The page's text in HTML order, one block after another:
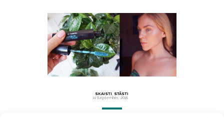
SKAISTI STĀSTI
11 Septembris, 2018